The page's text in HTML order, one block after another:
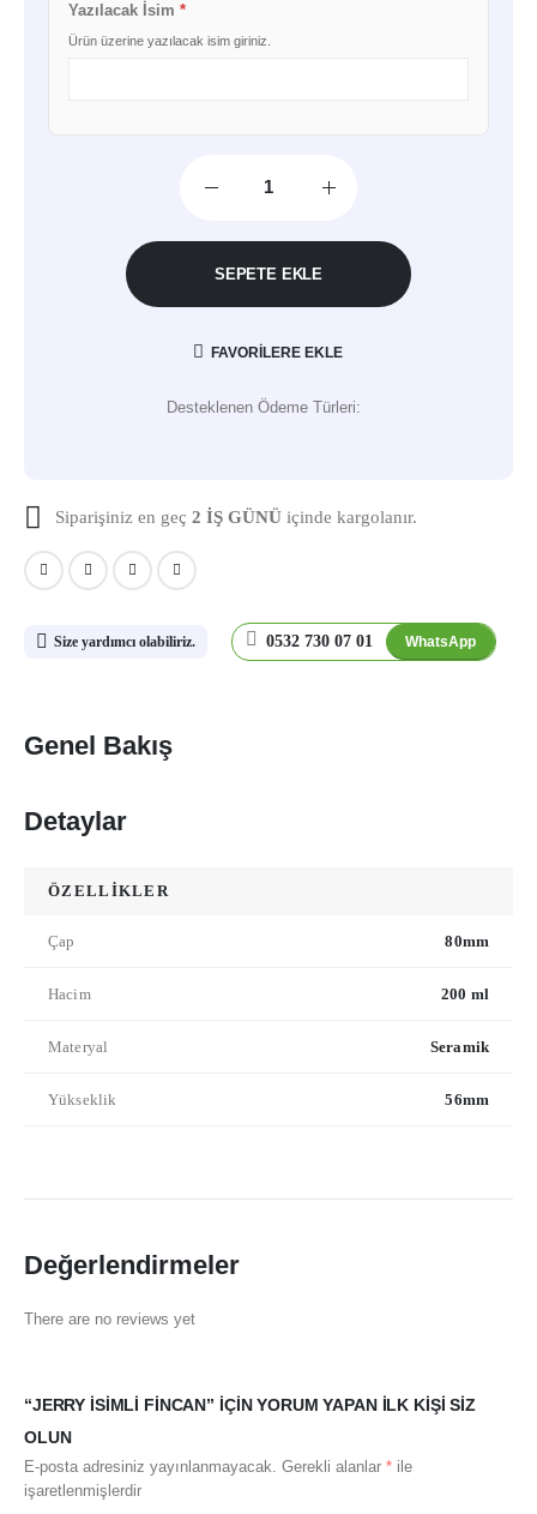
Yazılacak İsim *
Ürün üzerine yazılacak isim giriniz.
SEPETE EKLE
FAVORILERE EKLE
Desteklenen Ödeme Türleri:
Siparişiniz en geç 2 İŞ GÜNÜ içinde kargolanır.
Size yardımcı olabiliriz. 0532 730 07 01 WhatsApp
Genel Bakış
Detaylar
ÖZELLİKLER
Çap 80mm
Hacim 200 ml
Materyal Seramik
Yükseklik 56mm
Değerlendirmeler
There are no reviews yet
“JERRY İSIMLI FINCAN” IÇIN YORUM YAPAN ILK KIŞI SIZ
OLUN
E-posta adresiniz yayınlanmayacak. Gerekli alanlar * ile
işaretlenmişlerdir